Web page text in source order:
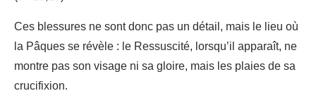
Ces blessures ne sont donc pas un détail, mais le lieu où
la Pâques se révèle : le Ressuscité, lorsqu’il apparaît, ne
montre pas son visage ni sa gloire, mais les plaies de sa
crucifixion.